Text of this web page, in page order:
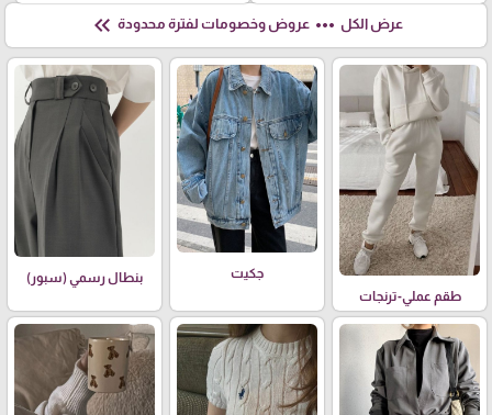
عرض الكل more_horiz عروض وخصومات لفترة محدودة keyboard_double_arrow_left
طقم عملي-ترنجات
جكيت بنطال رسمي (سبور)